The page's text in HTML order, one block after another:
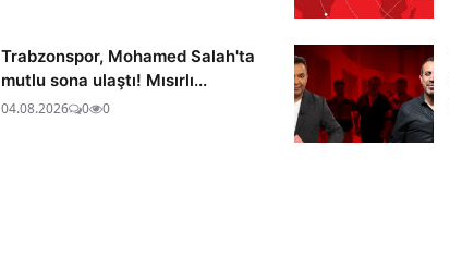
Trabzonspor, Mohamed Salah'ta
mutlu sona ulaştı! Mısırlı...
04.08.2026 0 0